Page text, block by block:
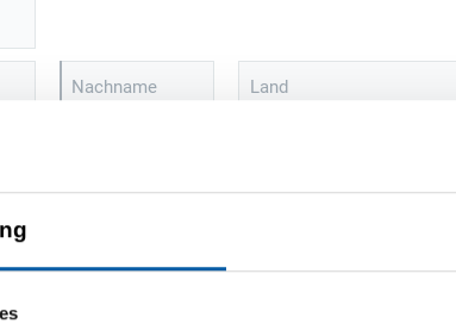
Nachname Land
zu unseren Produkten und Veranstaltungen. Falls Sie Ihre